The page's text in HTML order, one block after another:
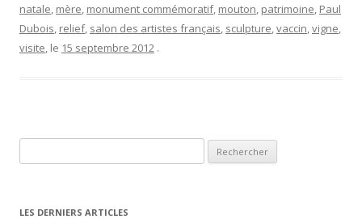
natale, mère, monument commémoratif, mouton, patrimoine, Paul
Dubois, relief, salon des artistes français, sculpture,vaccin,vigne,
visite, le 15 septembre 2012 .
LES DERNIERS ARTICLES